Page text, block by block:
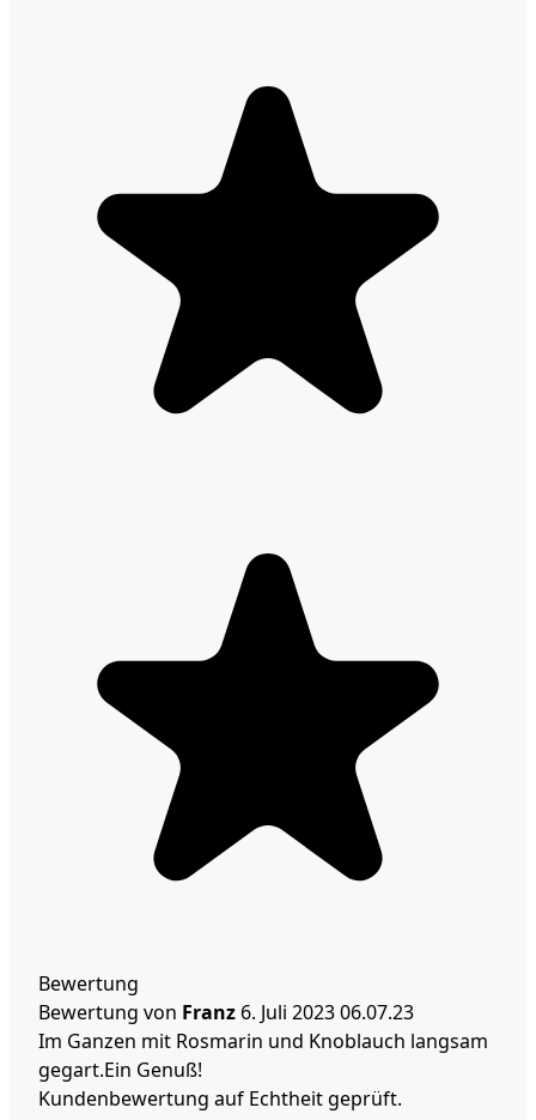
Bewertung
Bewertung von Franz 6. Juli 202306.07.23
Im Ganzen mit Rosmarin und Knoblauch langsam
gegart.Ein Genuß!
Kundenbewertung auf Echtheit geprüft.